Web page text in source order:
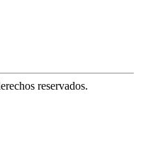
reservados.